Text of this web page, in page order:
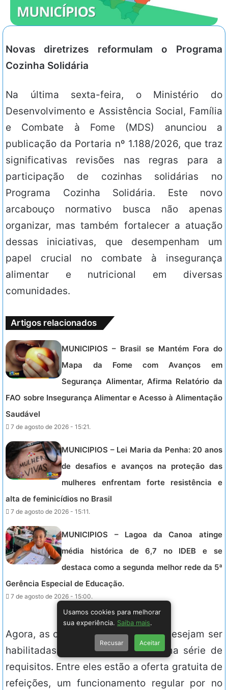
Novas diretrizes reformulam o Programa
Cozinha Solidária
Na última sexta-feira, o Ministério do
Desenvolvimento e Assistência Social, Família
e Combate à Fome (MDS) anunciou a
publicação da Portaria nº 1.188/2026, que traz
significativas revisões nas regras para a
participação de cozinhas solidárias no
Programa Cozinha Solidária. Este novo
arcabouço normativo busca não apenas
organizar, mas também fortalecer a atuação
dessas iniciativas, que desempenham um
papel crucial no combate à insegurança
alimentar e nutricional em diversas
comunidades.
Artigos relacionados
MUNICIPIOS – Brasil se Mantém Fora do
Mapa da Fome com Avanços em
Segurança Alimentar, Afirma Relatório da
FAO sobre Insegurança Alimentar e Acesso à Alimentação
Saudável
7 de agosto de 2026 - 15:21.
MUNICIPIOS – Lei Maria da Penha: 20 anos
de desafios e avanços na proteção das
mulheres enfrentam forte resistência e
alta de feminicídios no Brasil
7 de agosto de 2026 - 15:11.
MUNICIPIOS – Lagoa da Canoa atinge
média histórica de 6,7 no IDEB e se
destaca como a segunda melhor rede da 5ª
Gerência Especial de Educação.
7 de agosto de 2026 - 15:00.
Agora, as cozinhas solidárias que desejam ser
habilitadas deverão comprovar uma série de
requisitos. Entre eles estão a oferta gratuita de
refeições, um funcionamento regular por no
Usamos cookies para melhorar
sua experiência. Saiba mais
Recusar Aceitar